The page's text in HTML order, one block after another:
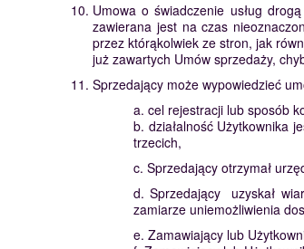
Umowa o świadczenie usług
zawierana jest na czas
przez którąkolwiek ze stron, jak
już zawartych Umów sprzedaży,
Sprzedający może wypowiedzieć
a. cel rejestracji lub sposób
b. działalność Użytkownika
trzecich,
c. Sprzedający otrzymał
d. Sprzedający uzyskał
zamiarze uniemożliwienia
e. Zamawiający lub